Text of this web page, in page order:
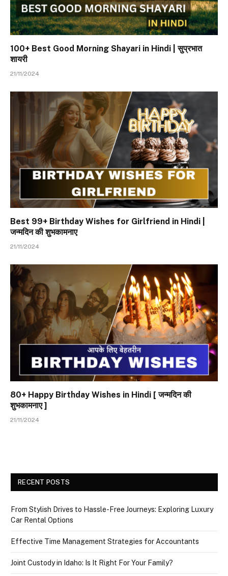
100+ Best Good Morning Shayari in Hindi | सुप्रभात
शायरी
21/11/2024
Best 99+ Birthday Wishes for Girlfriend in Hindi |
जन्मदिन की शुभकामनाए
21/11/2024
80+ Happy Birthday Wishes in Hindi [ जन्मदिन की
शुभकामनाए ]
21/11/2024
RECENT POSTS
From Stylish Drives to Hassle-Free Journeys: Exploring Luxury
Car Rental Options
Effective Time Management Strategies for Accountants
Joint Custody in Idaho: Is It Right For Your Family?